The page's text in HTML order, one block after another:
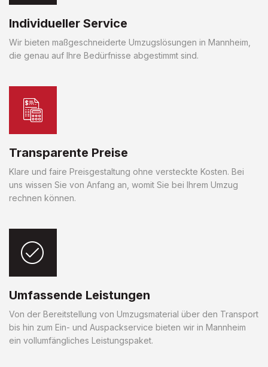
Individueller Service
Wir bieten maßgeschneiderte Umzugslösungen in Mannheim,
die genau auf Ihre Bedürfnisse abgestimmt sind.
Transparente Preise
Klare und faire Preisgestaltung ohne versteckte Kosten. Bei
uns wissen Sie von Anfang an, womit Sie bei Ihrem Umzug
rechnen können.
Umfassende Leistungen
Von der Bereitstellung von Umzugsmaterial über den Transport
bis hin zum Ein- und Auspackservice bieten wir in Mannheim
ein vollumfängliches Leistungspaket.